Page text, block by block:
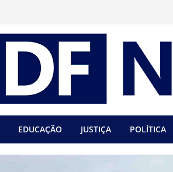
EDUCAÇÃO JUSTIÇA POLÍTICA